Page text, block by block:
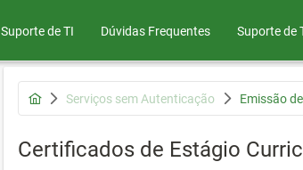
Suporte de TI Dúvidas Frequentes Suporte de
Serviços sem Autenticação Emissão
Certificados de Estágio